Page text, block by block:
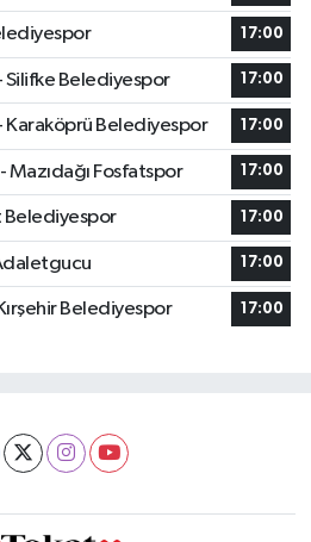
17:00
Belediyespor 17:00
Karaköprü Belediyespor 17:00
Mazıdağı Fosfatspor 17:00
Belediyespor 17:00
17:00
Belediyespor 17:00